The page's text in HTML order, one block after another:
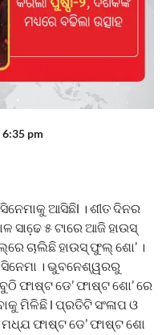
6:35 pm
ଆସିଛିl । ଶୀତ ଦିନର
ସାଢେ଼ ୫ ଟାରେ ଆଜି ହାଉସ୍
ଚାଲିଛି ହାଉସ୍ ଫୁଲ୍ ଶୋ’ ।
। ଭୁବନେଶ୍ୱରରୁ
ଫାଷ୍ଟ ଡେ’ ଫାଷ୍ଟ ଶୋ’ ରେ
ମିଳିଛି l ପ୍ରତିଟି ସଂଳାପ ଓ
ଫାଷ୍ଟ ଡେ’ ଫାଷ୍ଟ ଶୋ